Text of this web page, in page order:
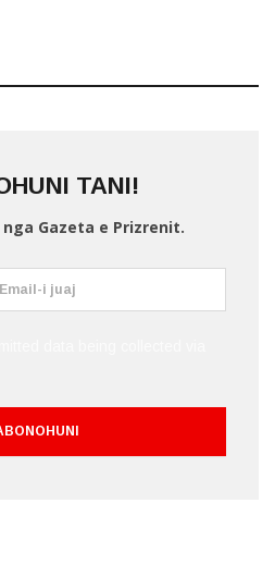
TANI!
Gazeta e Prizrenit.